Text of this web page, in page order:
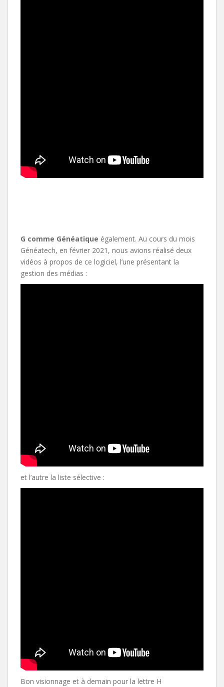
G comme Généatique également. Au cours du mois
Généatech, en février 2021, nous avions réalisé deux
vidéos à propos de ce logiciel, l’une présentant la
gestion des médias :
et l’autre la liste sélective :
Bon visionnage et à demain pour la lettre H